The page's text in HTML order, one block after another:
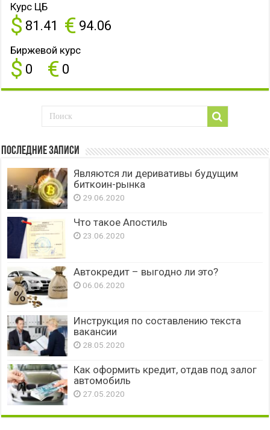
Курс ЦБ
$ 81.41 € 94.06
Биржевой курс
$ 0 € 0
Последние записи
Являются ли деривативы будущим
биткоин-рынка
29.06.2020
Что такое Апостиль
23.06.2020
Автокредит – выгодно ли это?
06.06.2020
Инструкция по составлению текста
вакансии
28.05.2020
Как оформить кредит, отдав под залог
автомобиль
27.05.2020